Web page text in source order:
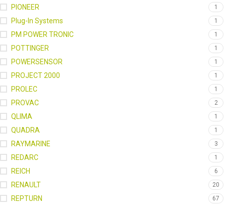
PIONEER 1
Plug-In Systems 1
PM POWER TRONIC 1
POTTINGER 1
POWERSENSOR 1
PROJECT 2000 1
PROLEC 1
PROVAC 2
QLIMA 1
QUADRA 1
RAYMARINE 3
REDARC 1
REICH 6
RENAULT 20
REPTURN 67